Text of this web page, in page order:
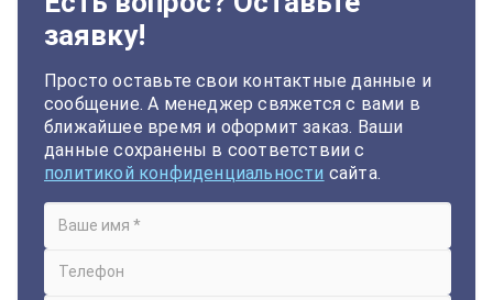
заявку!
Просто оставьте свои контактные данные и
сообщение. А менеджер свяжется с вами в
ближайшее время и оформит заказ. Ваши
данные сохранены в соответствии с
политикой конфиденциальности сайта.